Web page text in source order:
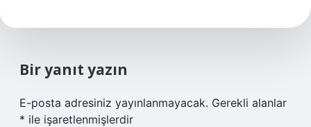
Bir yanıt yazın
E-posta adresiniz yayınlanmayacak. Gerekli alanlar
* ile işaretlenmişlerdir